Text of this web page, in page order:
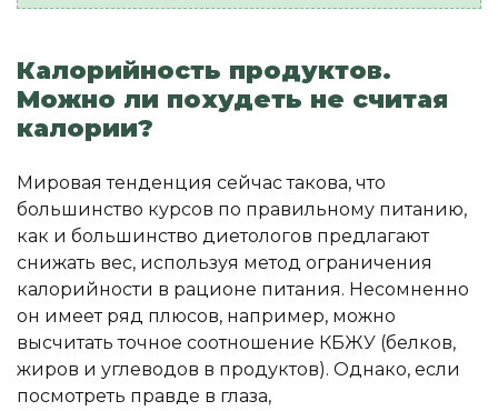
Калорийность продуктов.
Можно ли похудеть не считая
калории?
Мировая тенденция сейчас такова, что
большинство курсов по правильному питанию,
как и большинство диетологов предлагают
снижать вес, используя метод ограничения
калорийности в рационе питания. Несомненно
он имеет ряд плюсов, например, можно
высчитать точное соотношение КБЖУ (белков,
жиров и углеводов в продуктов). Однако, если
посмотреть правде в глаза,